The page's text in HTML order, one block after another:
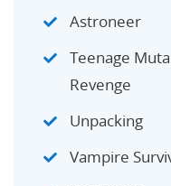
Astroneer
Teenage
Revenge
Unpacking
Vampire